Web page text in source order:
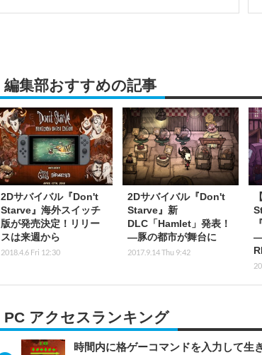
編集部おすすめの記事
2Dサバイバル『Don't
Starve』海外スイッチ
版が発売決定！リリー
スは来週から
2018.4.6 Fri 12:30
2Dサバイバル『Don't
Starve』新
DLC「Hamlet」発表！
―豚の都市が舞台に
2017.9.14 Thu 9:42
―
PC アクセスランキング
時間内に格ゲーコマンドを入力して